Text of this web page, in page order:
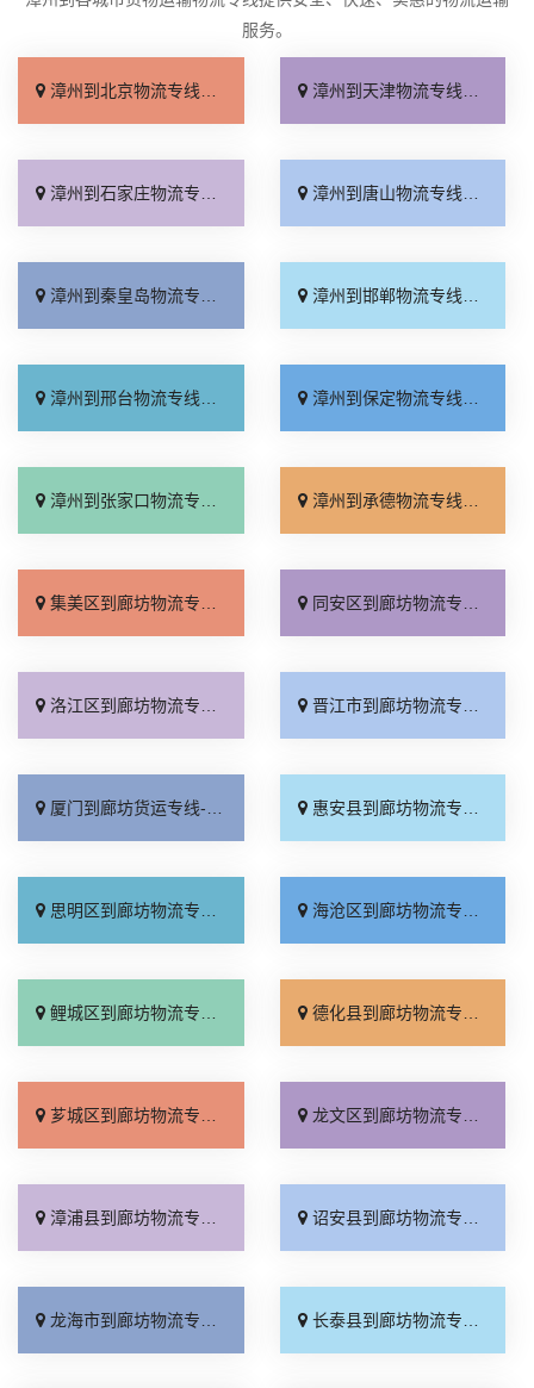
服务。
漳州到北京物流专线_收费标准「服务周到」 漳州到天津物流专线_直达特快专线「需要几天」
漳州到石家庄物流专线_专线快运「全境到达」 漳州到唐山物流专线_高速快运「快速响应」
漳州到秦皇岛物流专线_资质齐全「急你所需」 漳州到邯郸物流专线_全境到达「托运放心」
漳州到邢台物流专线_运价行情「高效快运」 漳州到保定物流专线_准时到货「全程直达」
漳州到张家口物流专线_来电咨询「直通专线」 漳州到承德物流专线_收费标准「合同承运」
集美区到廊坊物流专线_上门取件「资质齐全」 同安区到廊坊物流专线_专业靠谱「送货到门」
洛江区到廊坊物流专线_零担配货「运费多少」 晋江市到廊坊物流专线_合同承运「多久时间」
厦门到廊坊货运专线-厦门到廊坊物流公司_多少一方「几天到达」 惠安县到廊坊物流专线_急你所需「准时准点」
思明区到廊坊物流专线_专业调车「直通专线」 海沧区到廊坊物流专线_托运放心「多少一方」
鲤城区到廊坊物流专线_直达往返「诚信为先」 德化县到廊坊物流专线_直发全境「按时送达」
芗城区到廊坊物流专线_专业靠谱「直达不中转」 龙文区到廊坊物流专线_运费多少「上门取件」
漳浦县到廊坊物流专线_快速直达「无需中转」 诏安县到廊坊物流专线_全境派送「多久能到」
龙海市到廊坊物流专线_准时到货「怎么收费」 长泰县到廊坊物流专线_定点发车「快运有保障」